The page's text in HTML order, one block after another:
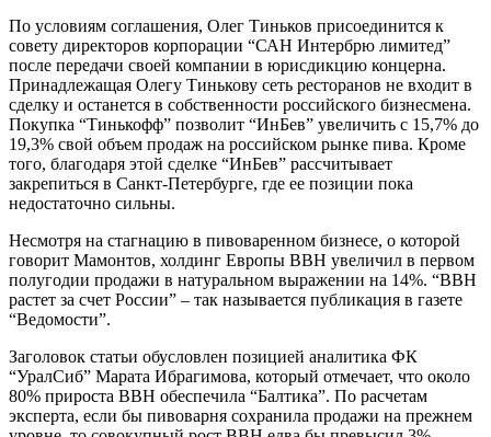
По условиям соглашения, Олег Тиньков присоединится к
совету директоров корпорации “САН Интербрю лимитед”
после передачи своей компании в юрисдикцию концерна.
Принадлежащая Олегу Тинькову сеть ресторанов не входит в
сделку и останется в собственности российского бизнесмена.
Покупка “Тинькофф” позволит “ИнБев” увеличить с 15,7% до
19,3% свой объем продаж на российском рынке пива. Кроме
того, благодаря этой сделке “ИнБев” рассчитывает
закрепиться в Санкт-Петербурге, где ее позиции пока
недостаточно сильны.
Несмотря на стагнацию в пивоваренном бизнесе, о которой
говорит Мамонтов, холдинг Европы BBH увеличил в первом
полугодии продажи в натуральном выражении на 14%. “BBH
растет за счет России” – так называется публикация в газете
“Ведомости”.
Заголовок статьи обусловлен позицией аналитика ФК
“УралСиб” Марата Ибрагимова, который отмечает, что около
80% прироста BBH обеспечила “Балтика”. По расчетам
эксперта, если бы пивоварня сохранила продажи на прежнем